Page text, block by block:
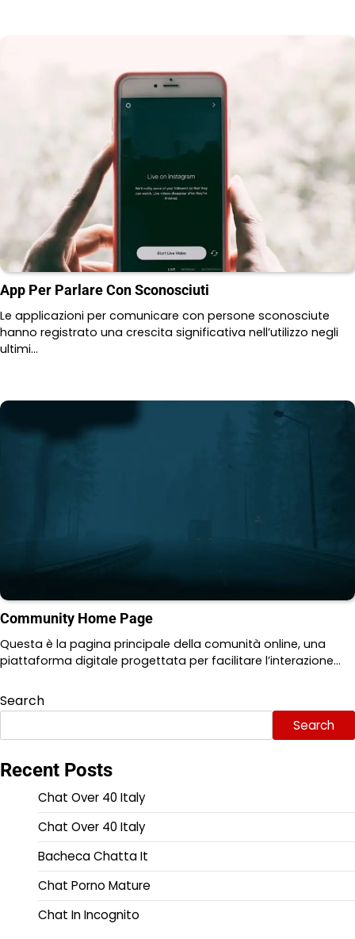
App Per Parlare Con Sconosciuti
Le applicazioni per comunicare con persone sconosciute
hanno registrato una crescita significativa nell’utilizzo negli
ultimi…
Community Home Page
Questa è la pagina principale della comunità online, una
piattaforma digitale progettata per facilitare l’interazione…
Search
Search
Recent Posts
Chat Over 40 Italy
Chat Over 40 Italy
Bacheca Chatta It
Chat Porno Mature
Chat In Incognito